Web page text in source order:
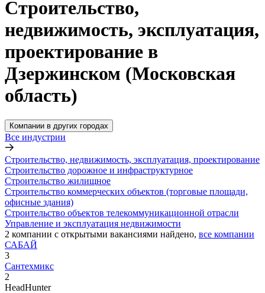
Строительство,
недвижимость, эксплуатация,
проектирование в
Дзержинском (Московская
область)
Компании в других городах
Все индустрии
Строительство, недвижимость, эксплуатация, проектирование
Строительство дорожное и инфраструктурное
Строительство жилищное
Строительство коммерческих объектов (торговые площади,
офисные здания)
Строительство объектов телекоммуникационной отрасли
Управление и эксплуатация недвижимости
2 компании с открытыми вакансиями найдено, все компании
САБАЙ
3
Сантехмикс
2
HeadHunter